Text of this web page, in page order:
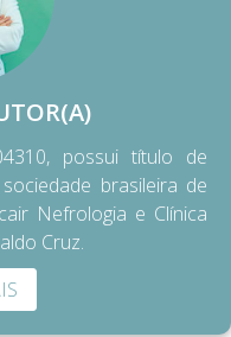
possui título de
brasileira de
Nefrologia e Clínica
Cruz.